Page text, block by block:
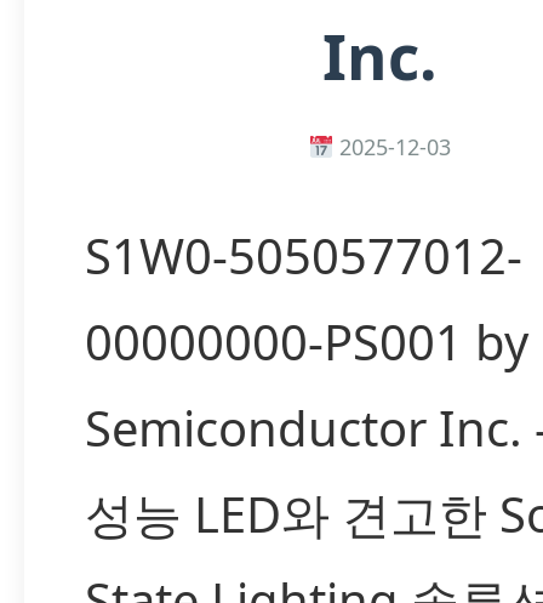
Inc.
2025-12-03
S1W0-5050577012-
00000000-PS001
Semiconductor
성능 LED와 견고한